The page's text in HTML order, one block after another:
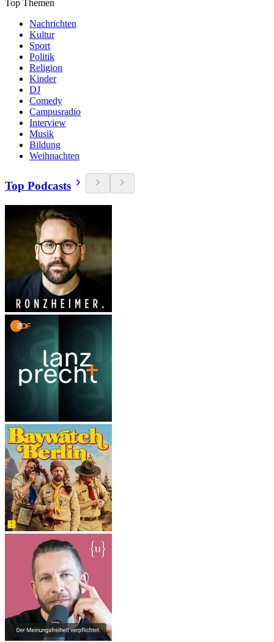
Top Themen
Nachrichten
Kultur
Sport
Politik
Religion
Kinder
DJ
Comedy
Campusradio
Interview
Musik
Bildung
Weihnachten
Top Podcasts